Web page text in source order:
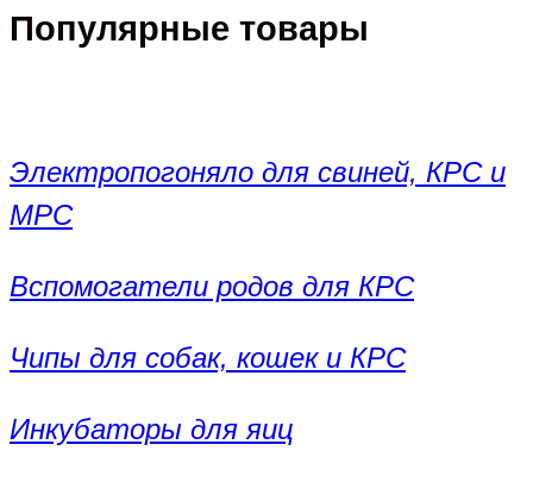
Популярные товары
Электропогоняло для свиней, КРС и
МРС
Вспомогатели родов для КРС
Чипы для собак, кошек и КРС
Инкубаторы для яиц